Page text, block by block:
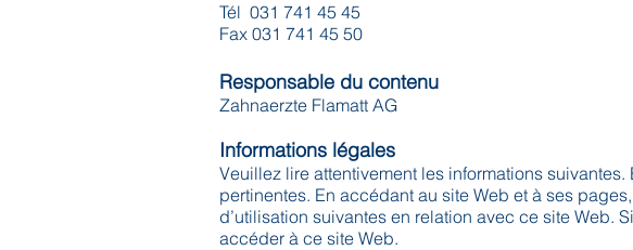
Tél 031 741 45 45
Fax 031 741 45 50
Responsable du contenu
Zahnaerzte Flamatt AG
Informations légales
Veuillez lire attentivement les informations
pertinentes. En accédant au site Web et à ses
d’utilisation suivantes en relation avec ce site Web.
accéder à ce site Web.